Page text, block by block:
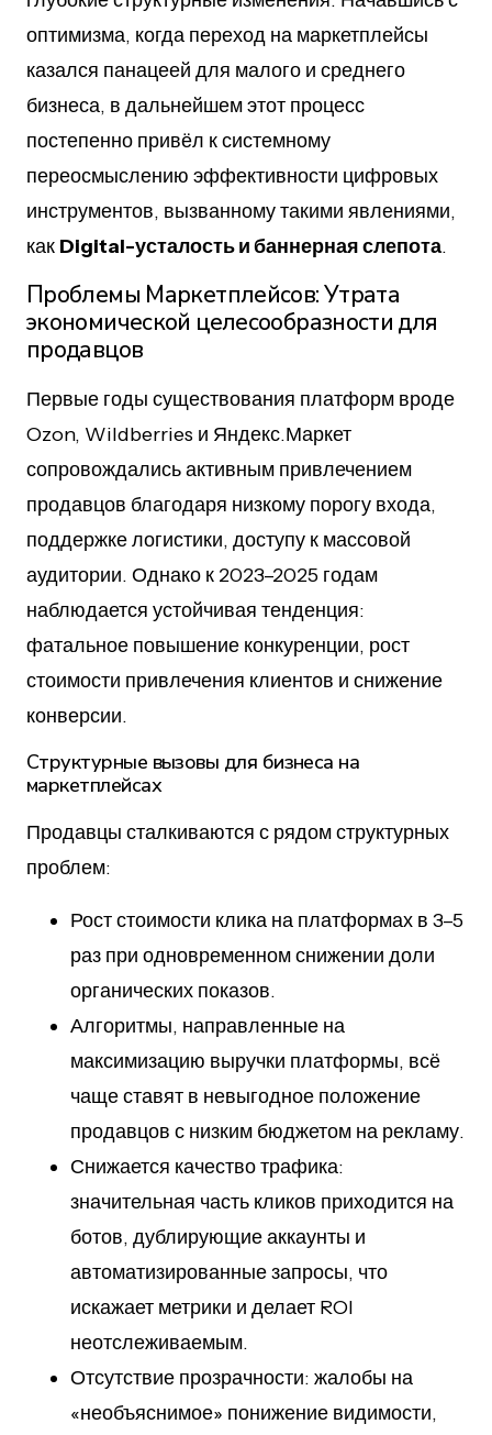
оптимизма, когда переход на маркетплейсы
казался панацеей для малого и среднего
бизнеса, в дальнейшем этот процесс
постепенно привёл к системному
переосмыслению эффективности цифровых
инструментов, вызванному такими явлениями,
как Digital-усталость и баннерная слепота.
Проблемы Маркетплейсов: Утрата
экономической целесообразности для
продавцов
Первые годы существования платформ вроде
Ozon, Wildberries и Яндекс.Маркет
сопровождались активным привлечением
продавцов благодаря низкому порогу входа,
поддержке логистики, доступу к массовой
аудитории. Однако к 2023–2025 годам
наблюдается устойчивая тенденция:
фатальное повышение конкуренции, рост
стоимости привлечения клиентов и снижение
конверсии.
Структурные вызовы для бизнеса на
маркетплейсах
Продавцы сталкиваются с рядом структурных
проблем:
Рост стоимости клика на платформах в 3–5
раз при одновременном снижении доли
органических показов.
Алгоритмы, направленные на
максимизацию выручки платформы, всё
чаще ставят в невыгодное положение
продавцов с низким бюджетом на рекламу.
Снижается качество трафика:
значительная часть кликов приходится на
ботов, дублирующие аккаунты и
автоматизированные запросы, что
искажает метрики и делает ROI
неотслеживаемым.
Отсутствие прозрачности: жалобы на
«необъяснимое» понижение видимости,